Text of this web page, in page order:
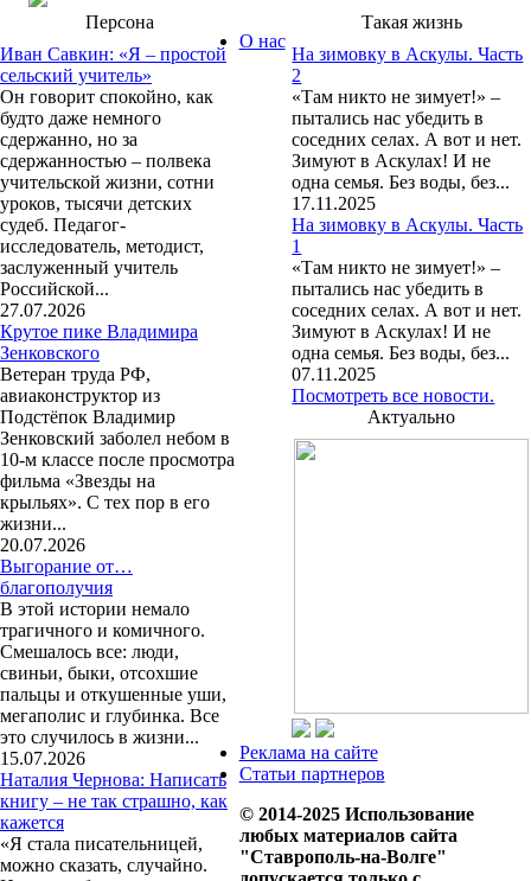
Персона
Иван Савкин: «Я – простой
сельский учитель»
Он говорит спокойно, как
будто даже немного
сдержанно, но за
сдержанностью – полвека
учительской жизни, сотни
уроков, тысячи детских
судеб. Педагог-
исследователь, методист,
заслуженный учитель
Российской...
27.07.2026
Крутое пике Владимира
Зенковского
Ветеран труда РФ,
авиаконструктор из
Подстёпок Владимир
Зенковский заболел небом в
10-м классе после просмотра
фильма «Звезды на
крыльях». С тех пор в его
жизни...
20.07.2026
Выгорание от…
благополучия
В этой истории немало
трагичного и комичного.
Смешалось все: люди,
свиньи, быки, отсохшие
пальцы и откушенные уши,
мегаполис и глубинка. Все
это случилось в жизни...
15.07.2026
Наталия Чернова: Написать
книгу – не так страшно, как
кажется
«Я стала писательницей,
можно сказать, случайно.
Такая жизнь
На зимовку в Аскулы. Часть
2
«Там никто не зимует!» –
пытались нас убедить в
соседних селах. А вот и нет.
Зимуют в Аскулах! И не
одна семья. Без воды, без...
17.11.2025
На зимовку в Аскулы. Часть
1
«Там никто не зимует!» –
пытались нас убедить в
соседних селах. А вот и нет.
Зимуют в Аскулах! И не
одна семья. Без воды, без...
07.11.2025
Посмотреть все новости.
Актуально
О нас
Реклама на сайте
Статьи партнеров
© 2014-2025 Использование
любых материалов сайта
"Ставрополь-на-Волге"